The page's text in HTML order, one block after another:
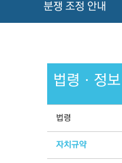
분쟁 조정 안내
법령ㆍ정보
법령
자치규약